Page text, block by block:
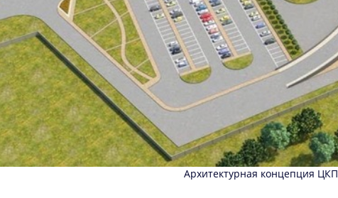
Архитектурная концепция